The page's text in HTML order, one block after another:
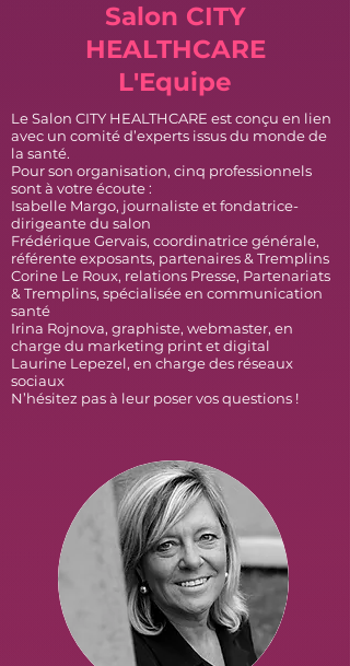
Salon CITY
HEALTHCARE
L'Equipe
Le Salon CITY HEALTHCARE est conçu en lien
avec un comité d’experts issus du monde de
la santé.
Pour son organisation, cinq professionnels
sont à votre écoute :
Isabelle Margo, journaliste et fondatrice-
dirigeante du salon
Frédérique Gervais, coordinatrice générale,
référente exposants, partenaires & Tremplins
Corine Le Roux, relations Presse, Partenariats
& Tremplins, spécialisée en communication
santé
Irina Rojnova, graphiste, webmaster, en
charge du marketing print et digital
Laurine Lepezel, en charge des réseaux
sociaux
N’hésitez pas à leur poser vos questions !